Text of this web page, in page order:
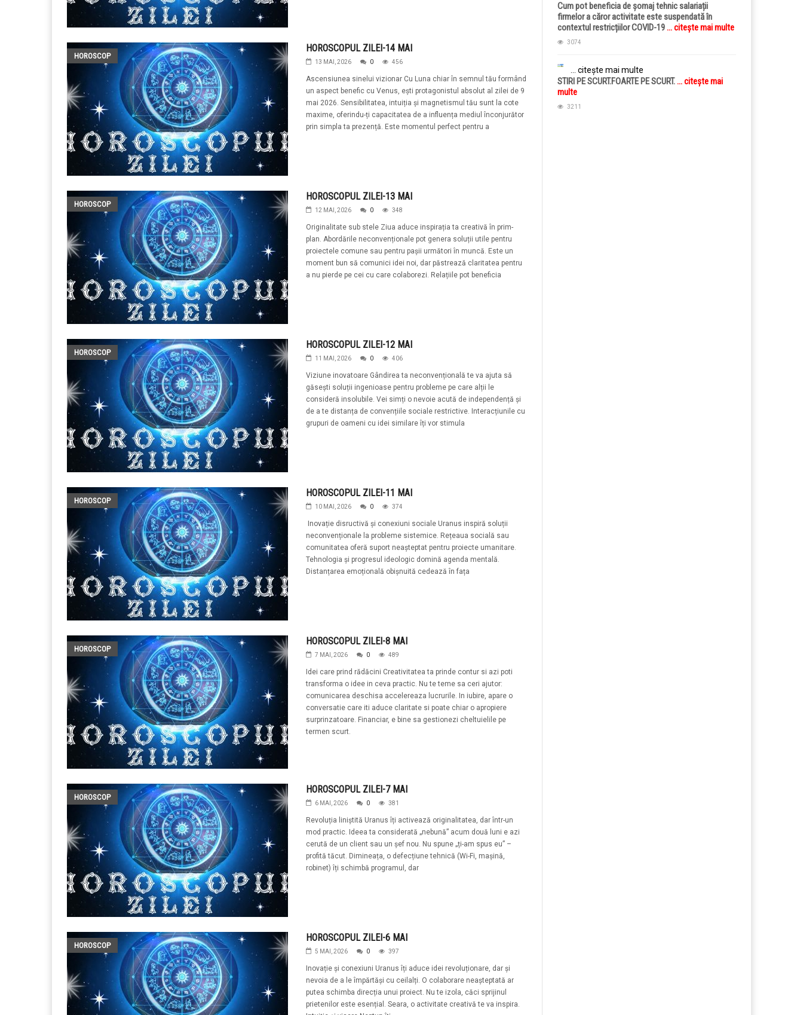
HOROSCOP
HOROSCOPUL ZILEI-14 MAI
13 MAI, 2026 0 456
Ascensiunea sinelui vizionar Cu Luna chiar în semnul tău formând
un aspect benefic cu Venus, ești protagonistul absolut al zilei de 9
mai 2026. Sensibilitatea, intuiția și magnetismul tău sunt la cote
maxime, oferindu-ți capacitatea de a influența mediul înconjurător
prin simpla ta prezență. Este momentul perfect pentru a
HOROSCOP
HOROSCOPUL ZILEI-13 MAI
12 MAI, 2026 0 348
Originalitate sub stele Ziua aduce inspirația ta creativă în prim-
plan. Abordările neconvenționale pot genera soluții utile pentru
proiectele comune sau pentru pașii următori în muncă. Este un
moment bun să comunici idei noi, dar păstrează claritatea pentru
a nu pierde pe cei cu care colaborezi. Relațiile pot beneficia
HOROSCOP
HOROSCOPUL ZILEI-12 MAI
11 MAI, 2026 0 406
Viziune inovatoare Gândirea ta neconvențională te va ajuta să
găsești soluții ingenioase pentru probleme pe care alții le
consideră insolubile. Vei simți o nevoie acută de independență și
de a te distanța de convențiile sociale restrictive. Interacțiunile cu
grupuri de oameni cu idei similare îți vor stimula
HOROSCOP
HOROSCOPUL ZILEI-11 MAI
10 MAI, 2026 0 374
Inovație disructivă și conexiuni sociale Uranus inspiră soluții
neconvenționale la probleme sistemice. Rețeaua socială sau
comunitatea oferă suport neașteptat pentru proiecte umanitare.
Tehnologia și progresul ideologic domină agenda mentală.
Distanțarea emoțională obișnuită cedează în fața
HOROSCOP
HOROSCOPUL ZILEI-8 MAI
7 MAI, 2026 0 489
Idei care prind rădăcini Creativitatea ta prinde contur si azi poti
transforma o idee in ceva practic. Nu te teme sa ceri ajutor:
comunicarea deschisa accelereaza lucrurile. In iubire, apare o
conversatie care iti aduce claritate si poate chiar o apropiere
surprinzatoare. Financiar, e bine sa gestionezi cheltuielile pe
termen scurt.
HOROSCOP
HOROSCOPUL ZILEI-7 MAI
6 MAI, 2026 0 381
Revoluția liniștită Uranus îți activează originalitatea, dar într-un
mod practic. Ideea ta considerată „nebună” acum două luni e azi
cerută de un client sau un șef nou. Nu spune „ți-am spus eu” –
profită tăcut. Dimineața, o defecțiune tehnică (Wi-Fi, mașină,
robinet) îți schimbă programul, dar
HOROSCOP
HOROSCOPUL ZILEI-6 MAI
5 MAI, 2026 0 397
Inovație și conexiuni Uranus îți aduce idei revoluționare, dar și
nevoia de a le împărtăși cu ceilalți. O colaborare neașteptată ar
putea schimba direcția unui proiect. Nu te izola, căci sprijinul
prietenilor este esențial. Seara, o activitate creativă te va inspira.
Cum pot beneficia de șomaj tehnic salariații
firmelor a căror activitate este suspendată în
contextul restricțiilor COVID-19... citește mai multe
3074
... citește mai multe
STIRI PE SCURT.FOARTE PE SCURT.... citește mai
multe
3211